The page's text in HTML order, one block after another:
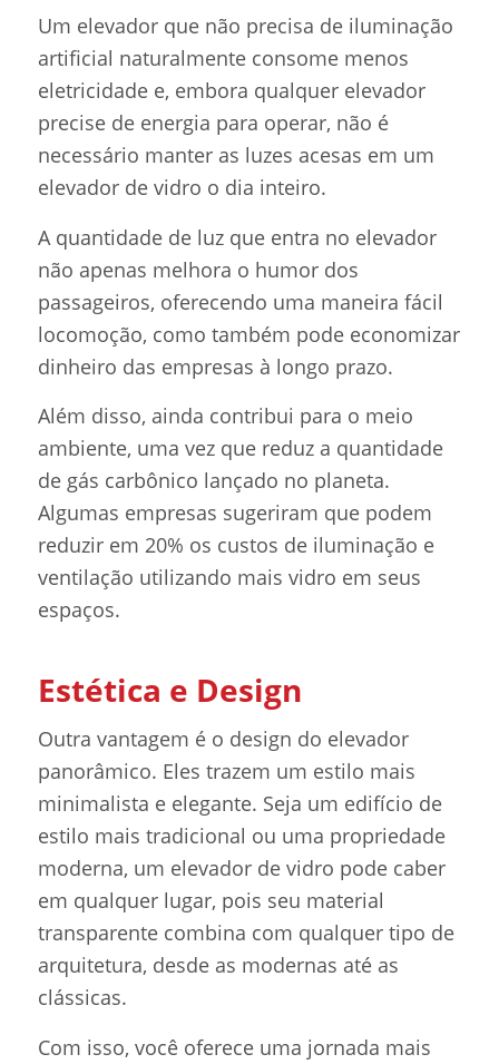
Um elevador que não precisa de iluminação
artificial naturalmente consome menos
eletricidade e, embora qualquer elevador
precise de energia para operar, não é
necessário manter as luzes acesas em um
elevador de vidro o dia inteiro.
A quantidade de luz que entra no elevador
não apenas melhora o humor dos
passageiros, oferecendo uma maneira fácil
locomoção, como também pode economizar
dinheiro das empresas à longo prazo.
Além disso, ainda contribui para o meio
ambiente, uma vez que reduz a quantidade
de gás carbônico lançado no planeta.
Algumas empresas sugeriram que podem
reduzir em 20% os custos de iluminação e
ventilação utilizando mais vidro em seus
espaços.
Estética e Design
Outra vantagem é o design do elevador
panorâmico. Eles trazem um estilo mais
minimalista e elegante. Seja um edifício de
estilo mais tradicional ou uma propriedade
moderna, um elevador de vidro pode caber
em qualquer lugar, pois seu material
transparente combina com qualquer tipo de
arquitetura, desde as modernas até as
clássicas.
Com isso, você oferece uma jornada mais